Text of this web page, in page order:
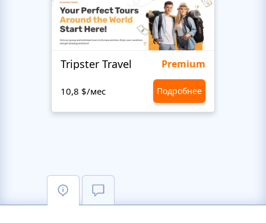
Tripster Travel Premium
10,8 $/мес Подробнее